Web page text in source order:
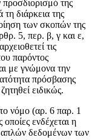
προσδιορισμό της
διάρκεια της
των σκοπών της
5, περ. β, γ και ε,
τις
παρόντος
με γνώμονα την
πρόσβασης
ειδικώς.
νόμο (αρ. 6 παρ. 1
ενδέχεται η
απλών δεδομένων των